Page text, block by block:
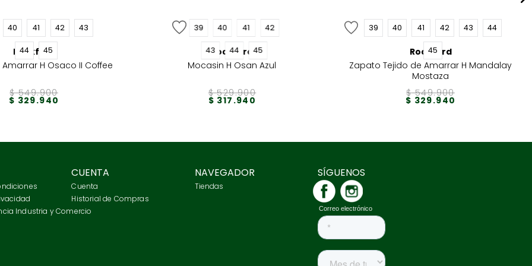
40 41 42 43
44 45
Rockford
H Osaco II Coffee
$ 549.900
$ 329.940
39 40 41 42
43 44 45
Rockford
Mocasin H Osan Azul
$ 529.900
$ 317 .940
39 40 41 42 43 44
45
Rockford
Zapato Tejido de Amarrar H Mandalay
Mostaza
$ 549.900
$ 329.940
Industria y Comercio
CUENTA
Cuenta
Historial de Compras
NAVEGADOR
Tiendas
SÍGUENOS